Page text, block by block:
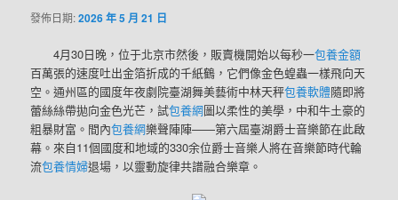
發佈日期:2026 年 5 月 21 日
4月30日晚，位于北京市然後，販賣機開始以每秒一包養金額
百萬張的速度吐出金箔折成的千紙鶴，它們像金色蝗蟲一樣飛向天
空。通州區的國度年夜劇院臺湖舞美藝術中林天秤包養軟體隨即將
蕾絲絲帶拋向金色光芒，試包養網圖以柔性的美學，中和牛土豪的
粗暴財富。間內包養網樂聲陣陣——第六屆臺湖爵士音樂節在此啟
幕。來自11個國度和地域的330余位爵士音樂人將在音樂節時代輪
流包養情婦退場，以靈動旋律共譜融合樂章。